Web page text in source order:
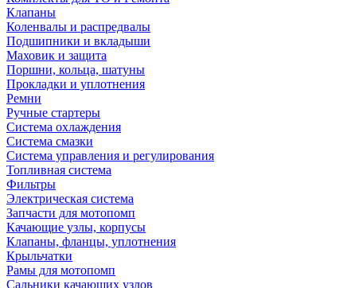
Клапаны
Коленвалы и распредвалы
Подшипники и вкладыши
Маховик и защита
Поршни, кольца, шатуны
Прокладки и уплотнения
Ремни
Ручные стартеры
Система охлаждения
Система смазки
Система управления и регулирования
Топливная система
Фильтры
Электрическая система
Запчасти для мотопомп
Качающие узлы, корпусы
Клапаны, фланцы, уплотнения
Крыльчатки
Рамы для мотопомп
Сальники качающих узлов